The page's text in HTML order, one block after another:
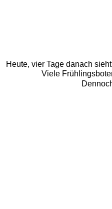
Heute, vier Tage danach
Viele